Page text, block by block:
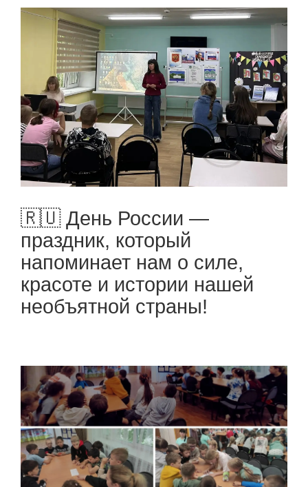
🇷🇺 День России —
праздник, который
напоминает нам о силе,
красоте и истории нашей
необъятной страны!